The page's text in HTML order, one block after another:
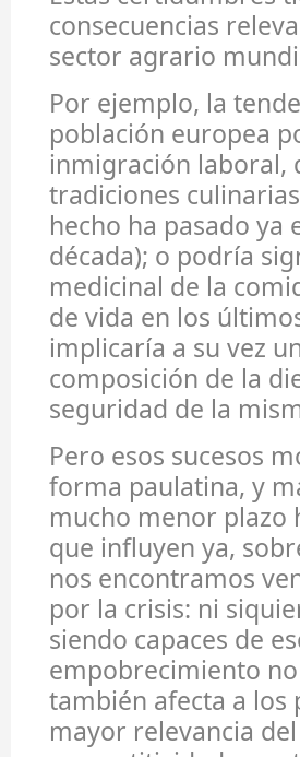
consecuencias
sector agrario
Por ejemplo, la
población europea
inmigración laboral,
tradiciones
hecho ha pasado ya
década); o podría
medicinal de la
de vida en los
implicaría a su vez
composición de la
seguridad de la
Pero esos sucesos
forma paulatina, y
mucho menor plazo
que influyen ya,
nos encontramos
por la crisis: ni
siendo capaces de
empobrecimiento
también afecta a los
mayor relevancia